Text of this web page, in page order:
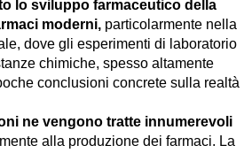
lo sviluppo farmaceutico della
moderni, particolarmente nella
dove gli esperimenti di laboratorio
chimiche, spesso altamente
conclusioni concrete sulla realtà
ne vengono tratte innumerevoli
alla produzione dei farmaci. La